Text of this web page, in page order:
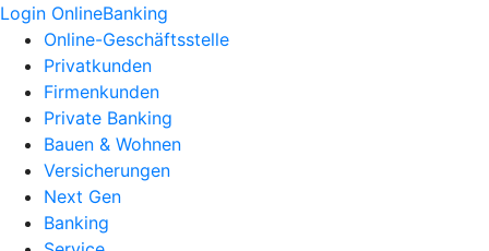
Login OnlineBanking
Online-Geschäftsstelle
Privatkunden
Firmenkunden
Private Banking
Bauen & Wohnen
Versicherungen
Next Gen
Banking